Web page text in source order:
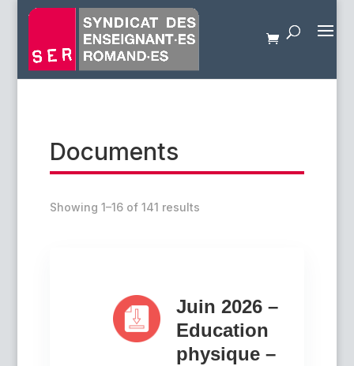
Documents
Showing 1–16 of 141 results
Juin 2026 –
Education
physique –